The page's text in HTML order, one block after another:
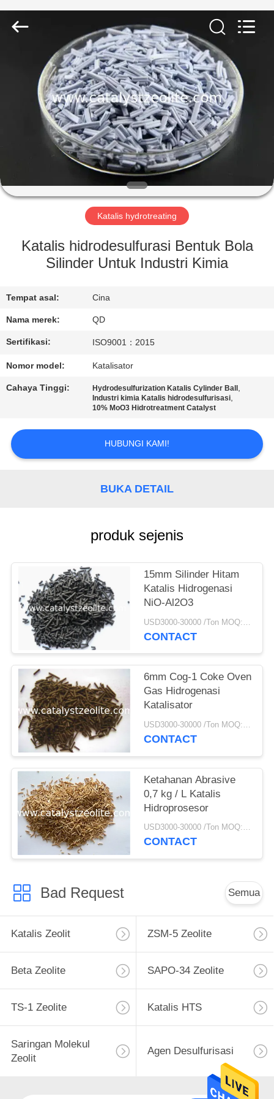
RUMAH
PRODUK
TENTANG
TUR
KONTROL
HUBUNGI
KAMI
SITEMAP
GROUP
Rights
Katalis hydrotreating
Katalis hidrodesulfurasi Bentuk Bola
Silinder Untuk Industri Kimia
Tempat asal: Cina
Nama merek: QD
Sertifikasi: ISO9001：2015
Nomor model: Katalisator
Cahaya Tinggi: Hydrodesulfurization Katalis Cylinder Ball ,
Industri kimia Katalis hidrodesulfurisasi,
10% MoO3 Hidrotreatment Catalyst
HUBUNGI KAMI!
BUKA DETAIL
produk sejenis
15mm Silinder Hitam
Katalis Hidrogenasi
NiO-Al2O3
USD3000-30000 /Ton MOQ:1 KG
CONTACT
6mm Cog-1 Coke Oven
Gas Hidrogenasi
Katalisator
USD3000-30000 /Ton MOQ:1 KG
CONTACT
Ketahanan Abrasive
0,7 kg / L Katalis
Hidroprosesor
USD3000-30000 /Ton MOQ:1 KG
CONTACT
Bad Request Semua
Katalis Zeolit ZSM-5 Zeolite
Beta Zeolite SAPO-34 Zeolite
TS-1 Zeolite Katalis HTS
Saringan Molekul
Zeolit
Agen Desulfurisasi